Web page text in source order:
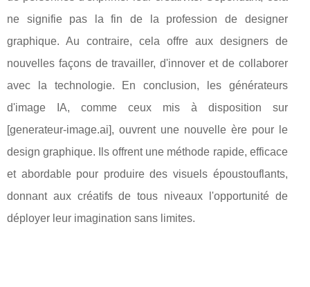
ne signifie pas la fin de la profession de designer
graphique. Au contraire, cela offre aux designers de
nouvelles façons de travailler, d'innover et de collaborer
avec la technologie. En conclusion, les générateurs
d'image IA, comme ceux mis à disposition sur
[generateur-image.ai], ouvrent une nouvelle ère pour le
design graphique. Ils offrent une méthode rapide, efficace
et abordable pour produire des visuels époustouflants,
donnant aux créatifs de tous niveaux l'opportunité de
déployer leur imagination sans limites.